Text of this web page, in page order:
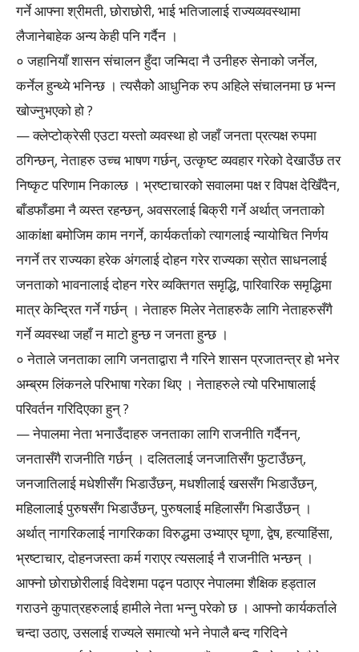
गर्ने आफ्ना श्रीमती, छोराछोरी, भाई भतिजालाई राज्यव्यवस्थामा
लैजानेबाहेक अन्य केही पनि गर्दैन ।
० जहानियाँ शासन संचालन हुँदा जन्मिदा नै उनीहरु सेनाको जर्नेल,
कर्नेल हुन्थ्ये भनिन्छ । त्यसैकोे आधुनिक रुप अहिले संचालनमा छ भन्न
खोज्नुभएको हो ?
— क्लेप्टोक्रेसी एउटा यस्तो व्यवस्था हो जहाँ जनता प्रत्यक्ष रुपमा
ठगिन्छन्, नेताहरु उच्च भाषण गर्छन्, उत्कृष्ट व्यवहार गरेको देखाउँछ तर
निष्कृट परिणाम निकाल्छ । भ्रष्टाचारको सवालमा पक्ष र विपक्ष देखिँदैन,
बाँडफाँडमा नै व्यस्त रहन्छन्, अवसरलाई बिक्री गर्ने अर्थात् जनताको
आकांक्षा बमोजिम काम नगर्ने, कार्यकर्ताको त्यागलाई न्यायोचित निर्णय
नगर्ने तर राज्यका हरेक अंगलाई दोहन गरेर राज्यका स्रोत साधनलाई
जनताको भावनालाई दोहन गरेर व्यक्तिगत समृद्धि, पारिवारिक समृद्धिमा
मात्र केन्द्रित गर्ने गर्छन् । नेताहरु मिलेर नेताहरुकै लागि नेताहरुसँगै
गर्ने व्यवस्था जहाँ न माटो हुन्छ न जनता हुन्छ ।
० नेताले जनताका लागि जनताद्वारा नै गरिने शासन प्रजातन्त्र हो भनेर
अम्ब्रम लिंकनले परिभाषा गरेका थिए । नेताहरुले त्यो परिभाषालाई
परिवर्तन गरिदिएका हुन् ?
— नेपालमा नेता भनाउँदाहरु जनताका लागि राजनीति गर्दैनन्,
जनतासँगै राजनीति गर्छन् । दलितलाई जनजातिसँग फुटाउँछन्,
जनजातिलाई मधेशीसँग भिडाउँछन्, मधशीलाई खससँग भिडाउँछन्,
महिलालाई पुरुषसँग भिडाउँछन्, पुरुषलाई महिलासँग भिडाउँछन् ।
अर्थात् नागरिकलाई नागरिकका विरुद्धमा उभ्याएर घृणा, द्वेष, हत्याहिंसा,
भ्रष्टाचार, दोहनजस्ता कर्म गराएर त्यसलाई नै राजनीति भन्छन् ।
आफ्नो छोराछोरीलाई विदेशमा पढ्न पठाएर नेपालमा शैक्षिक हड्ताल
गराउने कुपात्रहरुलाई हामीले नेता भन्नु परेको छ । आफ्नो कार्यकर्ताले
चन्दा उठाए, उसलाई राज्यले समात्यो भने नेपालै बन्द गरिदिने